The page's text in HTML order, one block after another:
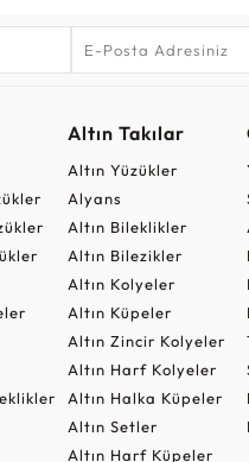
Altın Takılar
Altın Yüzükler
Alyans
Altın Bileklikler
Altın Bilezikler
Altın Kolyeler
Altın Küpeler
Altın Zincir Kolyeler
Altın Harf Kolyeler
Altın Halka Küpeler
Altın Setler
Altın Harf Küpeler